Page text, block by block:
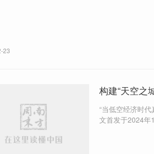
23
构建“天空之
“当低空经济时代
文首发于2024年